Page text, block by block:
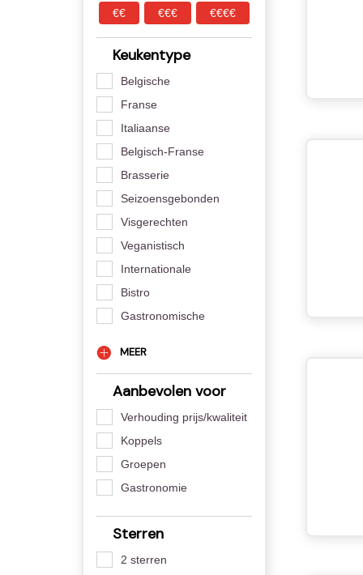
€€ €€€ €€€€
Keukentype
Belgische
Franse
Italiaanse
Belgisch-Franse
Brasserie
Seizoensgebonden
Visgerechten
Veganistisch
Internationale
Bistro
Gastronomische
MEER
Aanbevolen voor
Verhouding prijs/kwaliteit
Koppels
Groepen
Gastronomie
Sterren
2 sterren